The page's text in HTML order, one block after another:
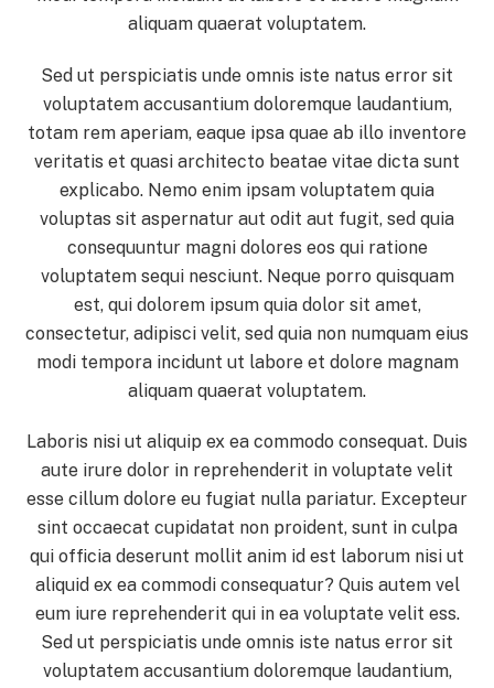
aliquam quaerat voluptatem.
Sed ut perspiciatis unde omnis iste natus error sit
voluptatem accusantium doloremque laudantium,
totam rem aperiam, eaque ipsa quae ab illo inventore
veritatis et quasi architecto beatae vitae dicta sunt
explicabo. Nemo enim ipsam voluptatem quia
voluptas sit aspernatur aut odit aut fugit, sed quia
consequuntur magni dolores eos qui ratione
voluptatem sequi nesciunt. Neque porro quisquam
est, qui dolorem ipsum quia dolor sit amet,
consectetur, adipisci velit, sed quia non numquam eius
modi tempora incidunt ut labore et dolore magnam
aliquam quaerat voluptatem.
Laboris nisi ut aliquip ex ea commodo consequat. Duis
aute irure dolor in reprehenderit in voluptate velit
esse cillum dolore eu fugiat nulla pariatur. Excepteur
sint occaecat cupidatat non proident, sunt in culpa
qui officia deserunt mollit anim id est laborum nisi ut
aliquid ex ea commodi consequatur? Quis autem vel
eum iure reprehenderit qui in ea voluptate velit ess.
Sed ut perspiciatis unde omnis iste natus error sit
voluptatem accusantium doloremque laudantium,